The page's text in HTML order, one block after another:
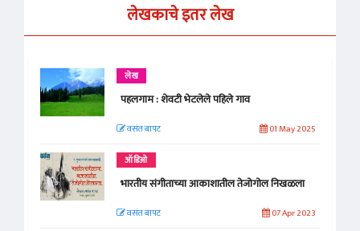
लेखकाचे इतर लेख
लेख
पहलगाम : शेवटी भेटलेले पहिले गाव
वसंत बापट 01 May 2025
ऑडिओ
भारतीय संगीताच्या आकाशातील तेजोगोल निखळला
वसंत बापट 07 Apr 2023